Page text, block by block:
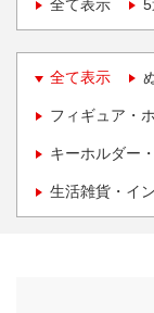
全て表示
5
全て表示
フィギュア・
キーホルダー
生活雑貨・イ